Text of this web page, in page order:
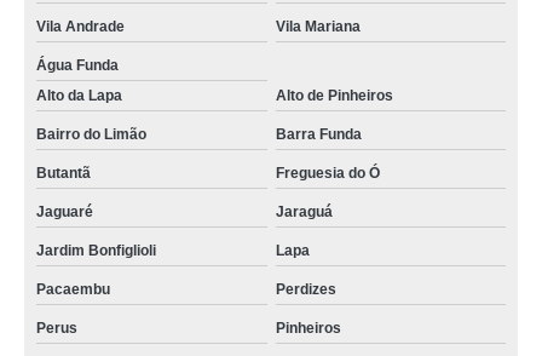
Vila Andrade Vila Mariana
Água Funda
Alto da Lapa
Alto de Pinheiros
Bairro do Limão Barra Funda
Butantã Freguesia do Ó
Jaguaré Jaraguá
Jardim Bonfiglioli Lapa
Pacaembu Perdizes
Perus Pinheiros